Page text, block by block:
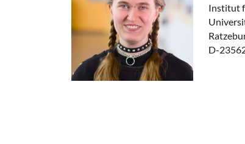
Institut
D-